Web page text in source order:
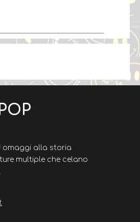
omaggi alla storia
multiple che celano